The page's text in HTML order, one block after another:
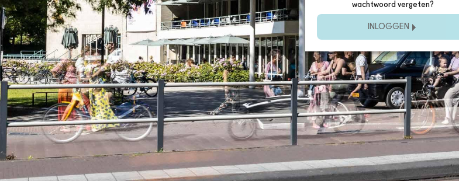
wachtwoord vergeten?
INLOGGEN